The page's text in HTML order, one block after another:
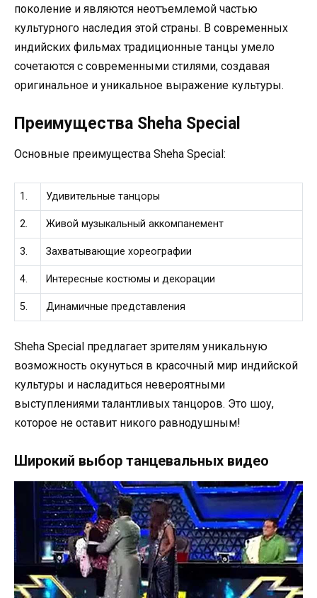
поколение и являются неотъемлемой частью
культурного наследия этой страны. В современных
индийских фильмах традиционные танцы умело
сочетаются с современными стилями, создавая
оригинальное и уникальное выражение культуры.
Преимущества Sheha Special
Основные преимущества Sheha Special:
1. Удивительные танцоры
2. Живой музыкальный аккомпанемент
3. Захватывающие хореографии
4. Интересные костюмы и декорации
5. Динамичные представления
Sheha Special предлагает зрителям уникальную
возможность окунуться в красочный мир индийской
культуры и насладиться невероятными
выступлениями талантливых танцоров. Это шоу,
которое не оставит никого равнодушным!
Широкий выбор танцевальных видео